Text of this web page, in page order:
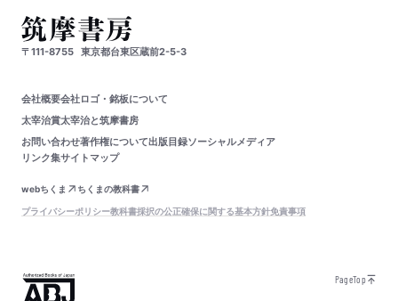
〒111-8755 東京都台東区蔵前2-5-3
会社概要会社ロゴ・銘板について
太宰治賞太宰治と筑摩書房
お問い合わせ著作権について出版目録ソーシャルメディア
リンク集サイトマップ
webちくま
ちくまの教科書
プライバシーポリシー教科書採択の公正確保に関する基本方針免責事項
PageTop